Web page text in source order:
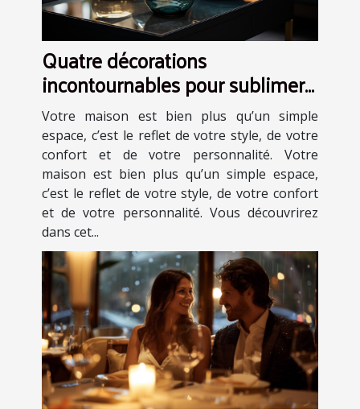
Quatre décorations
incontournables pour sublimer
votre maison
Votre maison est bien plus qu’un simple
espace, c’est le reflet de votre style, de votre
confort et de votre personnalité. Votre
maison est bien plus qu’un simple espace,
c’est le reflet de votre style, de votre confort
et de votre personnalité. Vous découvrirez
dans cet...